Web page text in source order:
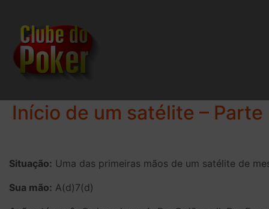
Início de um satélite – Parte
Situação: Uma das primeiras mãos de um satélite de
Sua mão: A(d)7(d)